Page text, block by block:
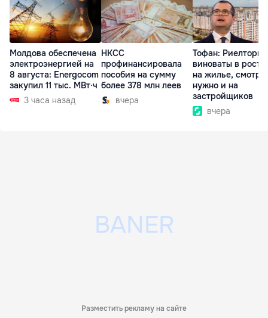
Молдова обеспечена
электроэнергией на
8 августа: Energocom
закупил 11 тыс. МВт·ч
3 часа назад
НКСС
профинансировала
пособия на сумму
более 378 млн леев
вчера
Тофан: Риелторы
виноваты в росте
на жилье,
нужно и на
застройщиков
вчера
Разместить рекламу на сайте